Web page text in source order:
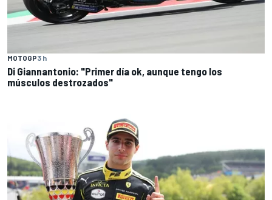
MOTOGP3 h
Di Giannantonio: "Primer día ok, aunque tengo los
músculos destrozados"